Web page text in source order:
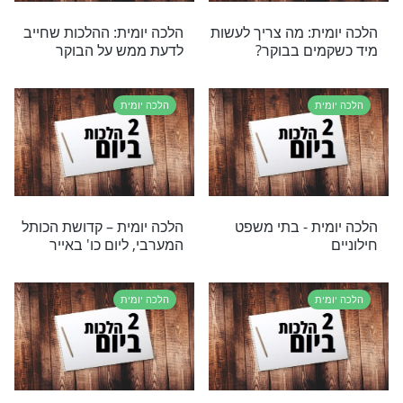
מי יכול לקרוא
הלכה יומית
הלכה יומית – רב פורים
הלכה יומית